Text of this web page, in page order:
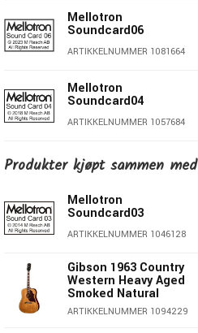
Mellotron
Soundcard06
ARTIKKELNUMMER 1081664
Mellotron
Soundcard04
ARTIKKELNUMMER 1057684
Mellotron
Soundcard08
ARTIKKELNUMMER 1093164
Mellotron
Soundcard03
ARTIKKELNUMMER 1046128
Mellotron
Soundcard02
Produkter kjøpt sammen med
Mellotron
Soundcard03
ARTIKKELNUMMER 1046128
Gibson 1963 Country
Western Heavy Aged
Smoked Natural
ARTIKKELNUMMER 1094229